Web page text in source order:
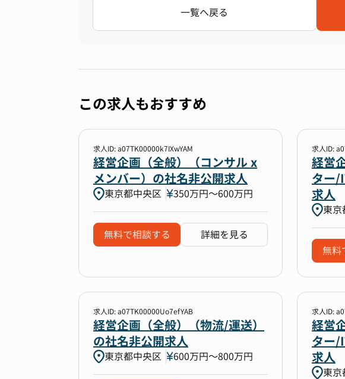
一覧へ戻る
この求人もおすすめ
求人ID: a07TK00000k7IXwYAM
経営企画（全般）（コンサル x
メンバー）の社名非公開求人
東京都中央区 350万円〜600万円
無料で相談する 詳細を見る
求人ID:
経営
ター/
求人
東京
無料
求人ID: a07TK00000Uo7efYAB
経営企画（全般）（物流/運送）
の社名非公開求人
東京都中央区 600万円〜800万円
求人ID:
経営
ター/
求人
東京